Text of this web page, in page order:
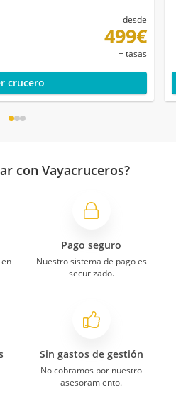
desde
499€
+ tasas
crucero
con Vayacruceros?
Pago seguro
Nuestro sistema de pago es
securizado.
Sin gastos de gestión
No cobramos por nuestro
asesoramiento.